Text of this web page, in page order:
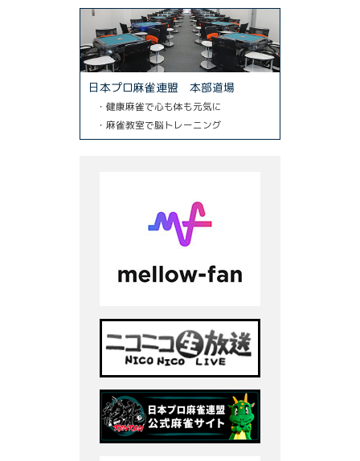
日本プロ麻雀連盟 本部道場
・健康麻雀で心も体も元気に
・麻雀教室で脳トレーニング